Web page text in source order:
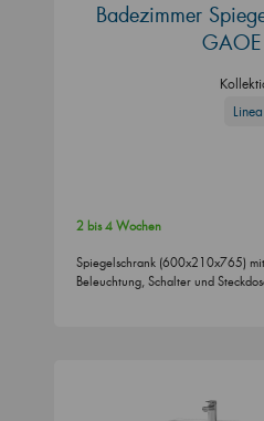
Badezimmer
Linea
2 bis 4 Wochen
Spiegelschrank (600x210x765)
Beleuchtung, Schalter und